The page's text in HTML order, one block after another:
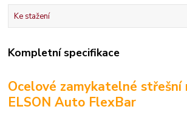
Ke stažení
Kompletní specifikace
Ocelové zamykatelné střešní
ELSON Auto FlexBar